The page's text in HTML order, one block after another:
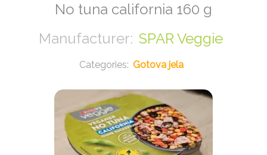
No tuna california 160 g
SPAR Veggie
Gotova jela